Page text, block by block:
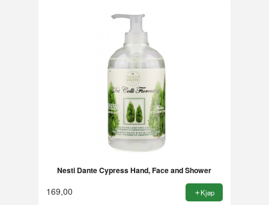
Nesti Dante Cypress Hand, Face and Shower
169,00 Kjøp